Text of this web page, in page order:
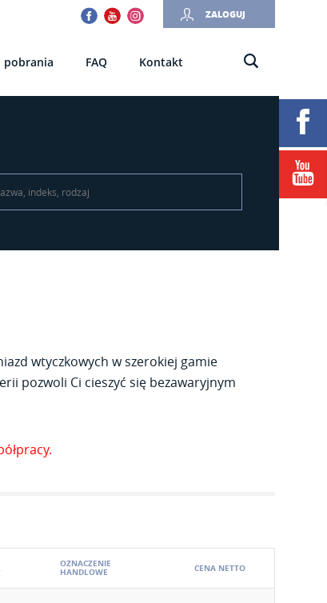
ZALOGUJ
Instagram
pobrania FAQ Kontakt
wtyczkowych w szerokiej gamie
pozwoli Ci cieszyć się bezawaryjnym
OZNACZENIE
HANDLOWE CENA NETTO